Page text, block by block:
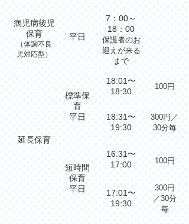
病児病後児
保育
（体調不良
児対応型）
平日
7：00～
18：00
保護者のお
迎えが来る
まで
延長保育
標準保
育
平日
18:01〜
18:30
18:31〜
19:30
100円
300円／
30分毎
短時間
保育
平日
16:31〜
17:00
100円
17:01〜
19:30
300円
／30分
毎